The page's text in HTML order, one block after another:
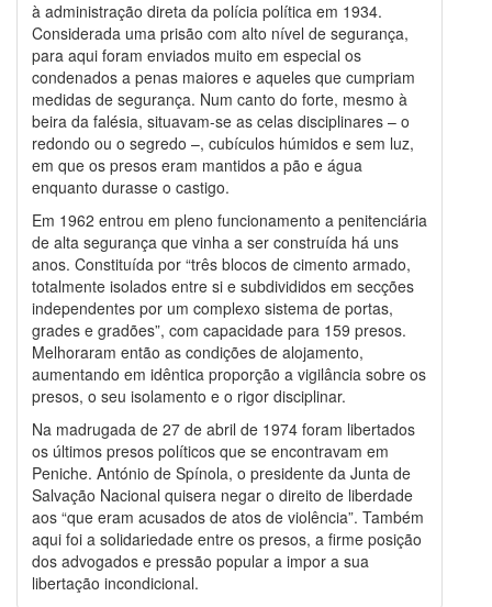
à administração direta da polícia política em 1934.
Considerada uma prisão com alto nível de segurança,
para aqui foram enviados muito em especial os
condenados a penas maiores e aqueles que cumpriam
medidas de segurança. Num canto do forte, mesmo à
beira da falésia, situavam-se as celas disciplinares – o
redondo ou o segredo –, cubículos húmidos e sem luz,
em que os presos eram mantidos a pão e água
enquanto durasse o castigo.
Em 1962 entrou em pleno funcionamento a penitenciária
de alta segurança que vinha a ser construída há uns
anos. Constituída por “três blocos de cimento armado,
totalmente isolados entre si e subdivididos em secções
independentes por um complexo sistema de portas,
grades e gradões”, com capacidade para 159 presos.
Melhoraram então as condições de alojamento,
aumentando em idêntica proporção a vigilância sobre os
presos, o seu isolamento e o rigor disciplinar.
Na madrugada de 27 de abril de 1974 foram libertados
os últimos presos políticos que se encontravam em
Peniche. António de Spínola, o presidente da Junta de
Salvação Nacional quisera negar o direito de liberdade
aos “que eram acusados de atos de violência”. Também
aqui foi a solidariedade entre os presos, a firme posição
dos advogados e pressão popular a impor a sua
libertação incondicional.